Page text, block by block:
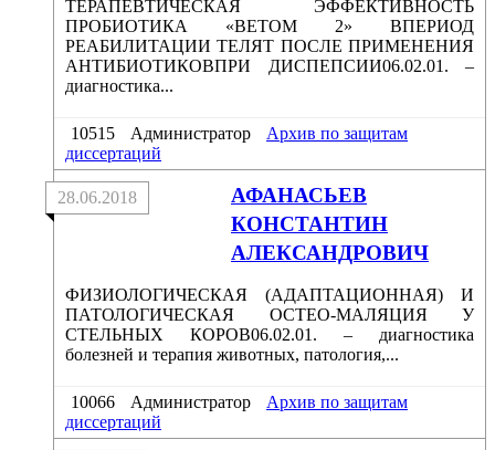
ТЕРАПЕВТИЧЕСКАЯ ЭФФЕКТИВНОСТЬ
ПРОБИОТИКА «ВЕТОМ 2» ВПЕРИОД
РЕАБИЛИТАЦИИ ТЕЛЯТ ПОСЛЕ ПРИМЕНЕНИЯ
АНТИБИОТИКОВПРИ ДИСПЕПСИИ06.02.01. –
диагностика...
10515 Администратор
Архив по защитам
диссертаций
АФАНАСЬЕВ
КОНСТАНТИН
АЛЕКСАНДРОВИЧ
28.06.2018
ФИЗИОЛОГИЧЕСКАЯ (АДАПТАЦИОННАЯ) И
ПАТОЛОГИЧЕСКАЯ ОСТЕО-МАЛЯЦИЯ У
СТЕЛЬНЫХ КОРОВ06.02.01. – диагностика
болезней и терапия животных, патология,...
10066 Администратор
Архив по защитам
диссертаций